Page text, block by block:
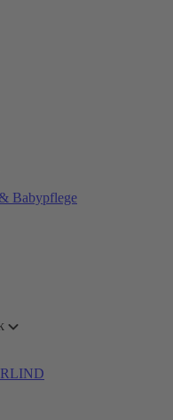
Babypflege